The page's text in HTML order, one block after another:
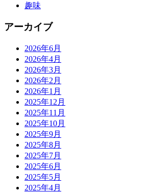
趣味
アーカイブ
2026年6月
2026年4月
2026年3月
2026年2月
2026年1月
2025年12月
2025年11月
2025年10月
2025年9月
2025年8月
2025年7月
2025年6月
2025年5月
2025年4月